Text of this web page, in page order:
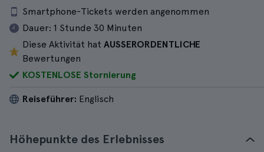
Smartphone-Tickets werden angenommen
Dauer: 1 Stunde 30 Minuten
Diese Aktivität hat AUSSERORDENTLICHE
Bewertungen
KOSTENLOSE Stornierung
Reiseführer: Englisch
Höhepunkte des Erlebnisses